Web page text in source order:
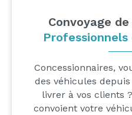
Convoyage
Professionnels
Concessionnaires,
des véhicules
livrer à vos clients
convoient votre